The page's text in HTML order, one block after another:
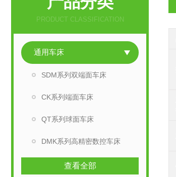
PRODUCT CLASSIFICATION
通用车床
SDM系列双端面车床
CK系列端面车床
QT系列球面车床
DMK系列高精密数控车床
查看全部